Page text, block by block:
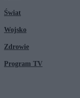
Świat
Wojsko
Zdrowie
Program TV